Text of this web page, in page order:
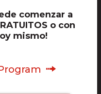
comenzar a
o con
mismo!